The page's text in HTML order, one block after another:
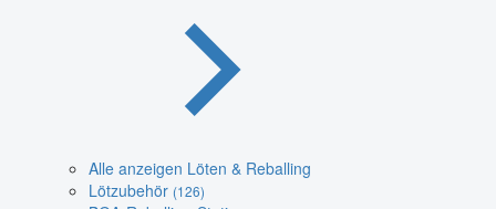
Alle anzeigen Löten & Reballing
Lötzubehör (126)